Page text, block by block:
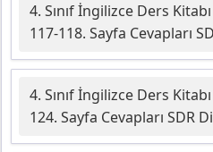
4. Sınıf İngilizce Ders
117-118. Sayfa Cevapları
4. Sınıf İngilizce Ders
124. Sayfa Cevapları SDR